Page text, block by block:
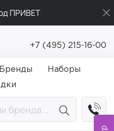
ПРИВЕТ
от 5 000₽
заказ от 5 000₽
+7 (495) 215-16-00
Бренды
Наборы